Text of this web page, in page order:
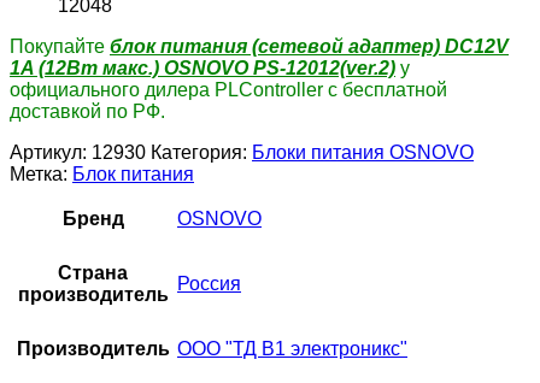
12048
Покупайте блок питания (сетевой адаптер) DC12V
1A (12Вт макс.) OSNOVO PS-12012(ver.2) у
официального дилера PLController с бесплатной
доставкой по РФ.
Артикул: 12930 Категория: Блоки питания OSNOVO
Метка: Блок питания
Бренд OSNOVO
Страна
производитель
Россия
Производитель ООО "ТД В1 электроникс"